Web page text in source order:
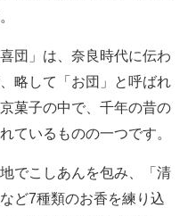
団」は、奈良時代に伝わ
略して「お団」と呼ばれ
菓子の中で、千年の昔の
ているものの一つです。
でこしあんを包み、「清
ど7種類のお香を練り込